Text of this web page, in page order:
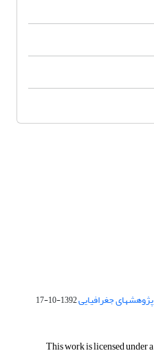
1392-10-17
This work is licensed under a